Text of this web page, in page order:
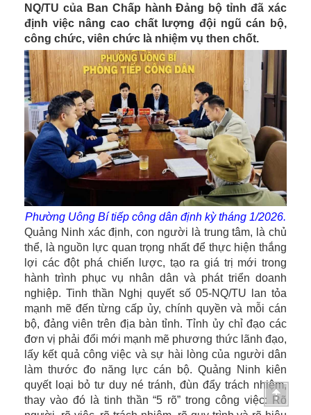
NQ/TU của Ban Chấp hành Đảng bộ tỉnh đã xác
định việc nâng cao chất lượng đội ngũ cán bộ,
công chức, viên chức là nhiệm vụ then chốt.
Phường Uông Bí tiếp công dân định kỳ tháng 1/2026.
Quảng Ninh xác định, con người là trung tâm, là chủ
thể, là nguồn lực quan trọng nhất để thực hiện thắng
lợi các đột phá chiến lược, tạo ra giá trị mới trong
hành trình phục vụ nhân dân và phát triển doanh
nghiệp. Tinh thần Nghị quyết số 05-NQ/TU lan tỏa
mạnh mẽ đến từng cấp ủy, chính quyền và mỗi cán
bộ, đảng viên trên địa bàn tỉnh. Tỉnh ủy chỉ đạo các
đơn vị phải đổi mới mạnh mẽ phương thức lãnh đạo,
lấy kết quả công việc và sự hài lòng của người dân
làm thước đo năng lực cán bộ. Quảng Ninh kiên
quyết loại bỏ tư duy né tránh, đùn đẩy trách nhiệm,
thay vào đó là tinh thần “5 rõ” trong công việc: Rõ